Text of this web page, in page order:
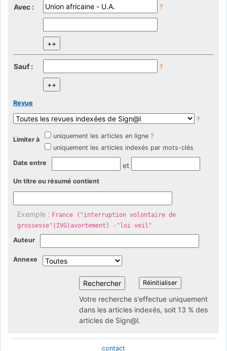
Avec :
?
Sauf : ?
Revue
?
Limiter à uniquement les articles en ligne ?
uniquement les articles indexés par mots-clés
Date entre et
Un titre ou résumé contient
Exemple : France ("interruption volontaire de
grossesse"|IVG|avortement) -"loi veil"
Auteur
Annexe
Votre recherche s'effectue uniquement
dans les articles indexés, soit 13 % des
articles de Sign@l.
contact